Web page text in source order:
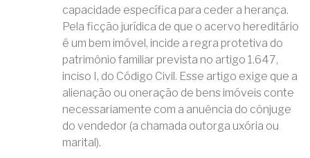
capacidade específica para ceder a herança.
Pela ficção jurídica de que o acervo hereditário
é um bem imóvel, incide a regra protetiva do
patrimônio familiar prevista no artigo 1.647,
inciso I, do Código Civil. Esse artigo exige que a
alienação ou oneração de bens imóveis conte
necessariamente com a anuência do cônjuge
do vendedor (a chamada outorga uxória ou
marital).